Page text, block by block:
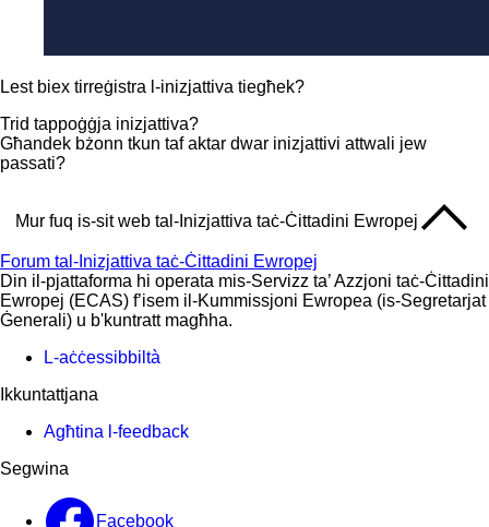
Lest biex tirreġistra l-inizjattiva tiegħek?
Trid tappoġġja inizjattiva?
Għandek bżonn tkun taf aktar dwar inizjattivi attwali jew
passati?
Mur fuq is-sit web tal-Inizjattiva taċ-Ċittadini Ewropej
Forum tal-Inizjattiva taċ-Ċittadini Ewropej
Din il-pjattaforma hi operata mis-Servizz ta’ Azzjoni taċ-Ċittadini
Ewropej (ECAS) f’isem il-Kummissjoni Ewropea (is-Segretarjat
Ġenerali) u b'kuntratt magħha.
L-aċċessibbiltà
Ikkuntattjana
Agħtina l-feedback
Segwina
Facebook